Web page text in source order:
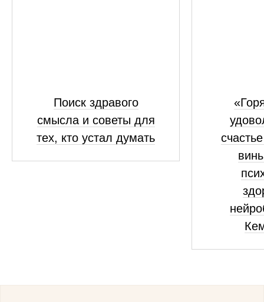
Поиск здравого
смысла и советы для
тех, кто устал думать